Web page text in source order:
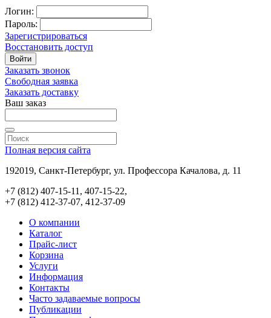
Логин:
Пароль:
Зарегистрироваться
Восстановить доступ
Войти
Заказать звонок
Свободная заявка
Заказать доставку
Ваш заказ
Полная версия сайта
192019, Санкт-Петербург, ул. Профессора Качалова, д. 11
+7 (812) 407-15-11, 407-15-22,
+7 (812) 412-37-07, 412-37-09
О компании
Каталог
Прайс-лист
Корзина
Услуги
Информация
Контакты
Часто задаваемые вопросы
Публикации